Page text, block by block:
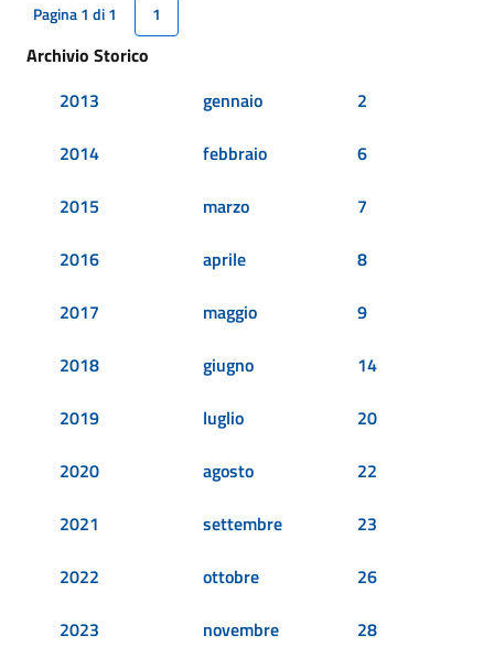
Pagina 1 di 1 1
Archivio Storico
2013
2014
2015
2016
2017
2018
2019
2020
2021
2022
2023
gennaio
febbraio
marzo
aprile
maggio
giugno
luglio
agosto
settembre
ottobre
novembre
2
6
7
8
9
14
20
22
23
26
28